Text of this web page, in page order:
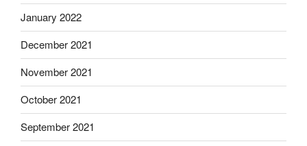
January 2022
December 2021
November 2021
October 2021
September 2021